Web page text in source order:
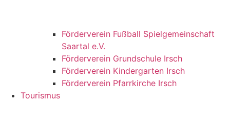
Förderverein Fußball Spielgemeinschaft
Saartal e.V.
Förderverein Grundschule Irsch
Förderverein Kindergarten Irsch
Förderverein Pfarrkirche Irsch
Tourismus